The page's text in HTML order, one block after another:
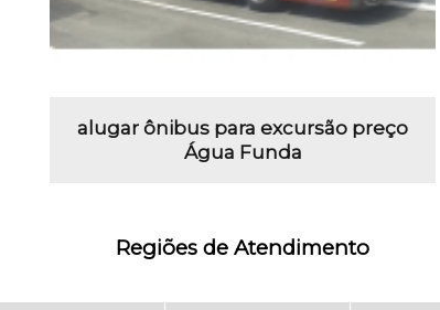
alugar ônibus para excursão preço
Água Funda
Regiões de Atendimento